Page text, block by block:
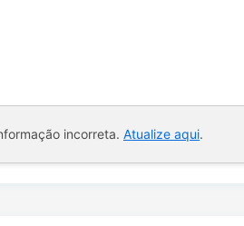
incorreta. Atualize aqui.